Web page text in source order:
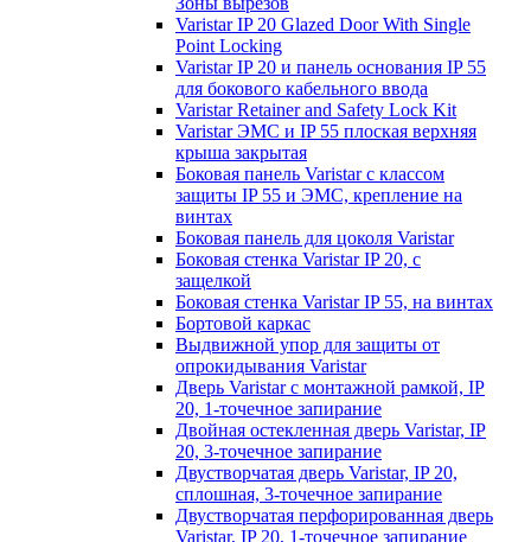
Varistar IP 20 Glazed Door With Single
Point Locking
Varistar IP 20 и панель основания IP 55
для бокового кабельного ввода
Varistar Retainer and Safety Lock Kit
Varistar ЭМС и IP 55 плоская верхняя
крыша закрытая
Боковая панель Varistar с классом
защиты IP 55 и ЭМС, крепление на
винтах
Боковая панель для цоколя Varistar
Боковая стенка Varistar IP 20, с
защелкой
Боковая стенка Varistar IP 55, на винтах
Бортовой каркас
Выдвижной упор для защиты от
опрокидывания Varistar
Дверь Varistar с монтажной рамкой, IP
20, 1-точечное запирание
Двойная остекленная дверь Varistar, IP
20, 3-точечное запирание
Двустворчатая дверь Varistar, IP 20,
сплошная, 3-точечное запирание
Двустворчатая перфорированная дверь
Varistar, IP 20, 1-точечное запирание